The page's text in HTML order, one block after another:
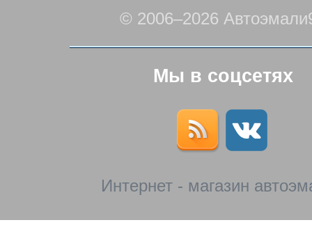
© 2006–2026
Мы в соцсетях
Интернет - магазин